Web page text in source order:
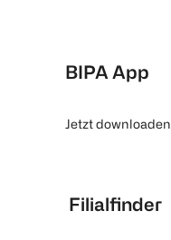
BIPA App
Jetzt downloaden
Filialfinder